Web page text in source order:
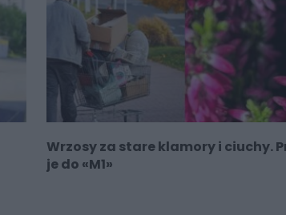
Wrzosy za stare klamory i ciuchy.
je do «M1»